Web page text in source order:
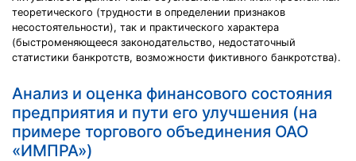
теоретического (трудности в определении признаков
несостоятельности), так и практического характера
(быстроменяющееся законодательство, недостаточный
статистики банкротств, возможности фиктивного банкротства).
Анализ и оценка финансового состояния
предприятия и пути его улучшения (на
примере торгового объединения ОАО
«ИМПРА»)